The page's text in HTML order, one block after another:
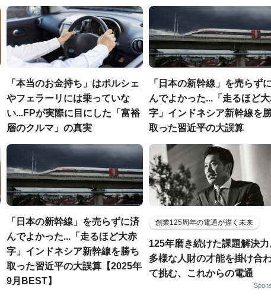
「本当のお金持ち」はポルシェ
やフェラーリには乗っていな
い...FPが実際に目にした「富裕
層のクルマ」の真実
「日本の新幹線」を売らず
んでよかった...「走るほど
字」インドネシア新幹線を
取った習近平の大誤算
「日本の新幹線」を売らずに済
んでよかった...「走るほど大赤
字」インドネシア新幹線を勝ち
取った習近平の大誤算【2025年
9月BEST】
創業125周年の電通が描く未来
125年磨き続けた課題解決力
多様な人財の才能を掛け合
て挑む、これからの電通